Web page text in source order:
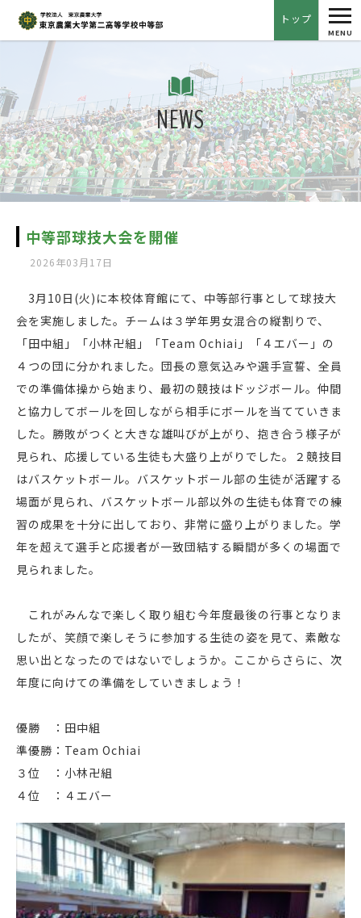
トップ
MENU
NEWS
中等部球技大会を開催
2026年03月17日
3月10日(火)に本校体育館にて、中等部行事として球技大
会を実施しました。チームは３学年男女混合の縦割りで、
「田中組」「小林卍組」「Team Ochiai」「４エバー」の
４つの団に分かれました。団長の意気込みや選手宣誓、全員
での準備体操から始まり、最初の競技はドッジボール。仲間
と協力してボールを回しながら相手にボールを当てていきま
した。勝敗がつくと大きな雄叫びが上がり、抱き合う様子が
見られ、応援している生徒も大盛り上がりでした。２競技目
はバスケットボール。バスケットボール部の生徒が活躍する
場面が見られ、バスケットボール部以外の生徒も体育での練
習の成果を十分に出しており、非常に盛り上がりました。学
年を超えて選手と応援者が一致団結する瞬間が多くの場面で
見られました。
これがみんなで楽しく取り組む今年度最後の行事となりま
したが、笑顔で楽しそうに参加する生徒の姿を見て、素敵な
思い出となったのではないでしょうか。ここからさらに、次
年度に向けての準備をしていきましょう！
優勝 ：田中組
準優勝：Team Ochiai
３位 ：小林卍組
４位 ：４エバー